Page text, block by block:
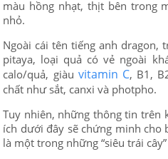
màu hồng nhạt, thịt bên trong
nhỏ.
Ngoài cái tên tiếng anh dragon,
pitaya, loại quả có vẻ ngoài
calo/quả, giàu vitamin C, B1,
chất như sắt, canxi và photpho.
Tuy nhiên, những thông tin trên
ích dưới đây sẽ chứng minh cho
là một trong những “siêu trái